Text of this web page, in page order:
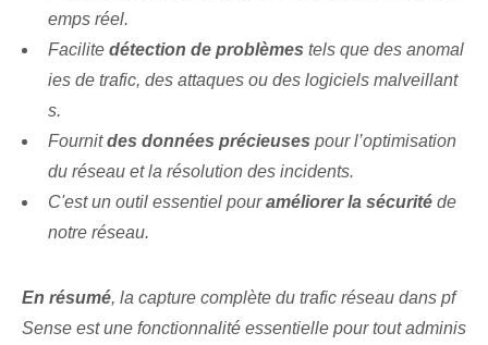
emps réel.
Facilite détection de problèmes tels que des anomal
ies de trafic, des attaques ou des logiciels malveillant
s.
Fournitdes données précieuses pour l’optimisation
du réseau et la résolution des incidents.
C'est un outil essentiel pouraméliorer la sécurité de
notre réseau.
En résumé, la capture complète du trafic réseau dans pf
Sense est une fonctionnalité essentielle pour tout adminis